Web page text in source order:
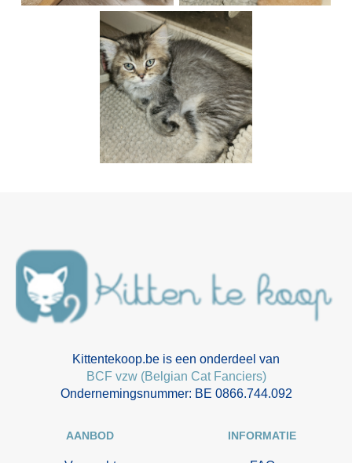
Kittentekoop.be is een onderdeel van
BCF vzw (Belgian Cat Fanciers)
Ondernemingsnummer: BE 0866.744.092
AANBOD INFORMATIE